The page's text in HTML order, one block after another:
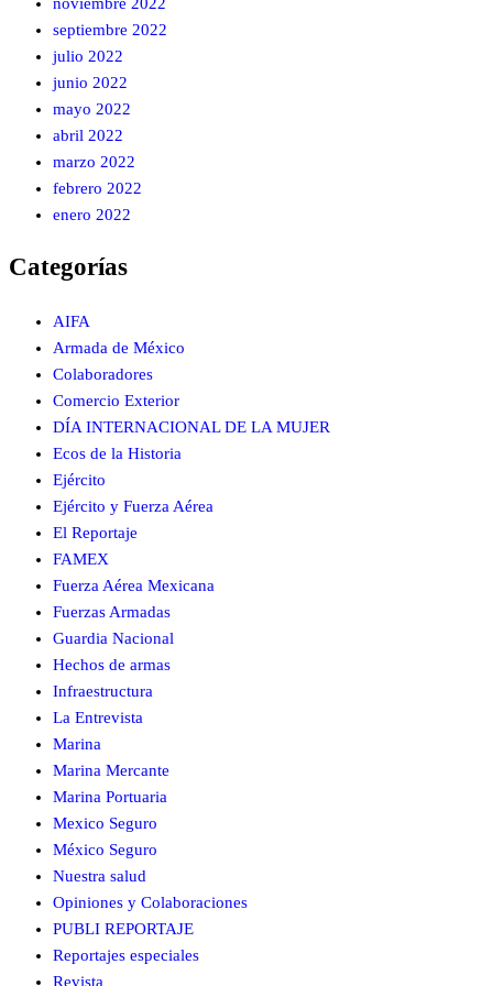
septiembre 2022
julio 2022
junio 2022
mayo 2022
abril 2022
marzo 2022
febrero 2022
enero 2022
Categorías
AIFA
Armada de México
Colaboradores
Comercio Exterior
DÍA INTERNACIONAL DE LA MUJER
Ecos de la Historia
Ejército
Ejército y Fuerza Aérea
El Reportaje
FAMEX
Fuerza Aérea Mexicana
Fuerzas Armadas
Guardia Nacional
Hechos de armas
Infraestructura
La Entrevista
Marina
Marina Mercante
Marina Portuaria
Mexico Seguro
México Seguro
Nuestra salud
Opiniones y Colaboraciones
PUBLI REPORTAJE
Reportajes especiales
Revista